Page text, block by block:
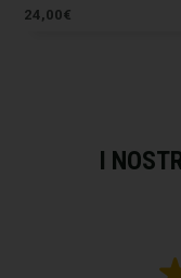
24,00€
I